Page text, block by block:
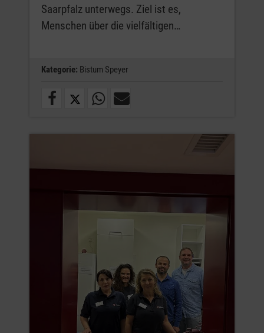
Saarpfalz unterwegs. Ziel ist es,
Menschen über die vielfältigen…
Kategorie: Bistum Speyer